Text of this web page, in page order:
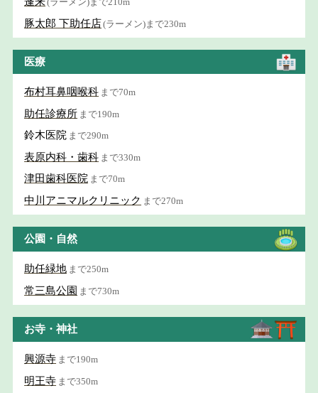
豚太郎 下助任店(ラーメン)まで230m
医療
布村耳鼻咽喉科 まで70m
助任診療所 まで190m
鈴木医院 まで290m
表原内科・歯科 まで330m
津田歯科医院 まで70m
中川アニマルクリニック まで270m
公園・自然
助任緑地 まで250m
常三島公園 まで730m
お寺・神社
興源寺 まで190m
明王寺 まで350m